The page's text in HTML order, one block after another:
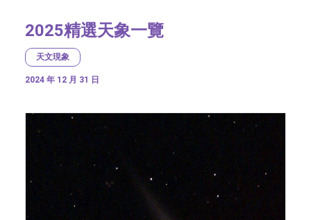
2025精選天象一覽
天文現象
2024 年 12 月 31 日